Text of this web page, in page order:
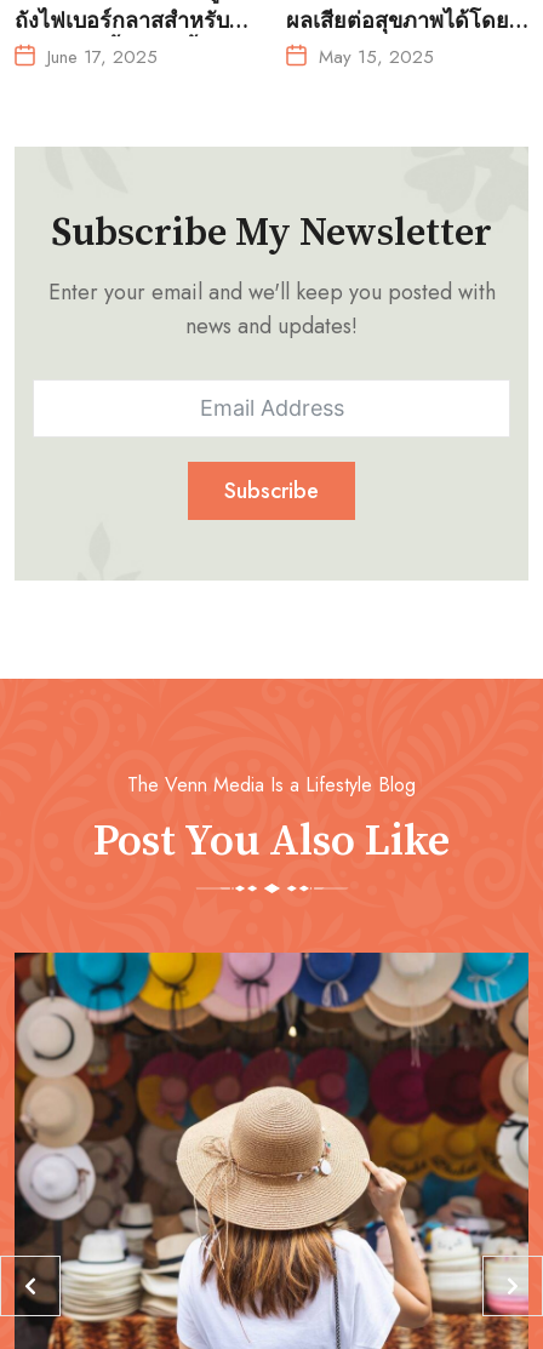
ถังไฟเบอร์กลาสสำหรับ
การเพาะเลี้ยงสัตว์น้ำ?
June 17, 2025
ผลเสียต่อสุขภาพได้โดย
ไม่รู้ตัว!May 15, 2025
Subscribe My Newsletter
Enter your email and we'll keep you posted with
news and updates!
Subscribe
The Venn Media Is a Lifestyle Blog
Post You Also Like